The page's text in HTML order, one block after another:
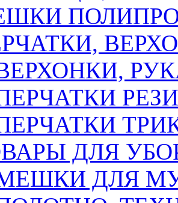
ДЛЯ
ДЛЯ